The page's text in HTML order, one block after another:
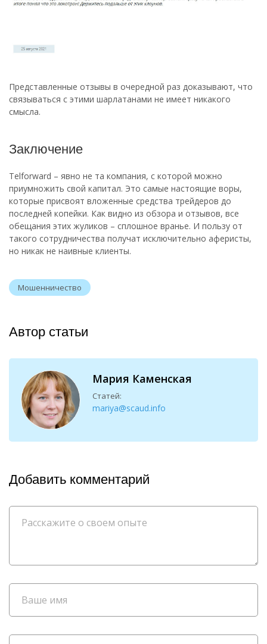
Представленные отзывы в очередной раз доказывают, что
связываться с этими шарлатанами не имеет никакого
смысла.
Заключение
Telforward – явно не та компания, с которой можно
приумножить свой капитал. Это самые настоящие воры,
которые присвоят вложенные средства трейдеров до
последней копейки. Как видно из обзора и отзывов, все
обещания этих жуликов – сплошное вранье. И пользу от
такого сотрудничества получат исключительно аферисты,
но никак не наивные клиенты.
Мошенничество
Автор статьи
Мария Каменская
Статей:
mariya@scaud.info
Добавить комментарий